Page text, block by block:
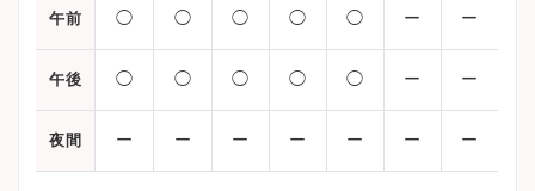
午前 ◯ ◯ ◯ ◯ ◯ ー ー
午後 ◯ ◯ ◯ ◯ ◯ ー ー
夜間 ー ー ー ー ー ー ー